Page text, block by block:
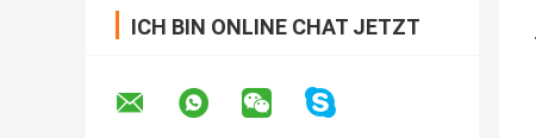
ICH BIN ONLINE CHAT JETZT